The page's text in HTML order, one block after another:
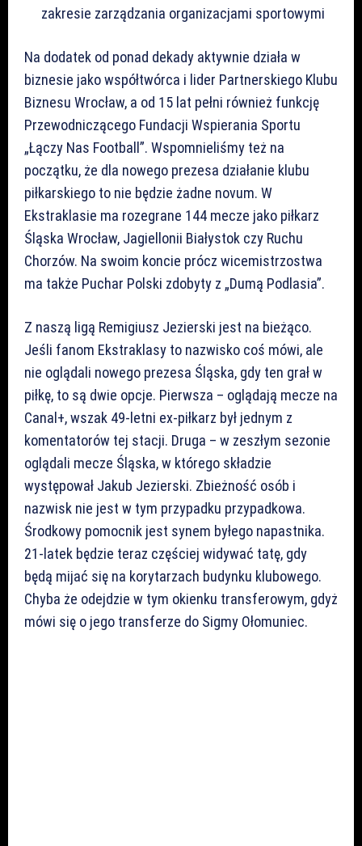
zakresie zarządzania organizacjami sportowymi
Na dodatek od ponad dekady aktywnie działa w
biznesie jako współtwórca i lider Partnerskiego Klubu
Biznesu Wrocław, a od 15 lat pełni również funkcję
Przewodniczącego Fundacji Wspierania Sportu
„Łączy Nas Football”. Wspomnieliśmy też na
początku, że dla nowego prezesa działanie klubu
piłkarskiego to nie będzie żadne novum. W
Ekstraklasie ma rozegrane 144 mecze jako piłkarz
Śląska Wrocław, Jagiellonii Białystok czy Ruchu
Chorzów. Na swoim koncie prócz wicemistrzostwa
ma także Puchar Polski zdobyty z „Dumą Podlasia”.
Z naszą ligą Remigiusz Jezierski jest na bieżąco.
Jeśli fanom Ekstraklasy to nazwisko coś mówi, ale
nie oglądali nowego prezesa Śląska, gdy ten grał w
piłkę, to są dwie opcje. Pierwsza – oglądają mecze na
Canal+, wszak 49-letni ex-piłkarz był jednym z
komentatorów tej stacji. Druga – w zeszłym sezonie
oglądali mecze Śląska, w którego składzie
występował Jakub Jezierski. Zbieżność osób i
nazwisk nie jest w tym przypadku przypadkowa.
Środkowy pomocnik jest synem byłego napastnika.
21-latek będzie teraz częściej widywać tatę, gdy
będą mijać się na korytarzach budynku klubowego.
Chyba że odejdzie w tym okienku transferowym, gdyż
mówi się o jego transferze do Sigmy Ołomuniec.